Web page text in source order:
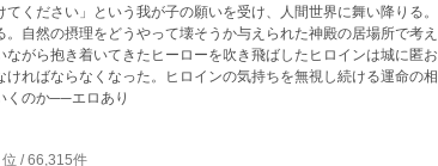
ください」という我が子の願いを受け、人間世界に舞い降りる。
自然の摂理をどうやって壊そうか与えられた神殿の居場所で考え
がら抱き着いてきたヒーローを吹き飛ばしたヒロインは城に匿お
ればならなくなった。ヒロインの気持ちを無視し続ける運命の相
くのか──エロあり
位 / 66,315件